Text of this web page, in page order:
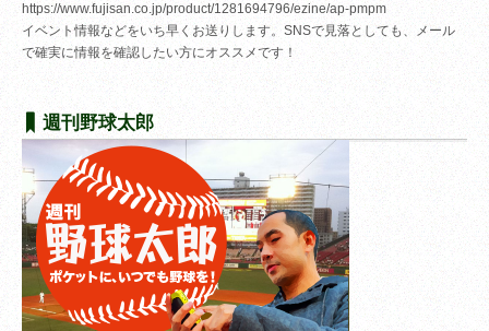
https://www.fujisan.co.jp/product/1281694796/ezine/ap-pmpm
イベント情報などをいち早くお送りします。SNSで見落としても、メール
で確実に情報を確認したい方にオススメです！
週刊野球太郎